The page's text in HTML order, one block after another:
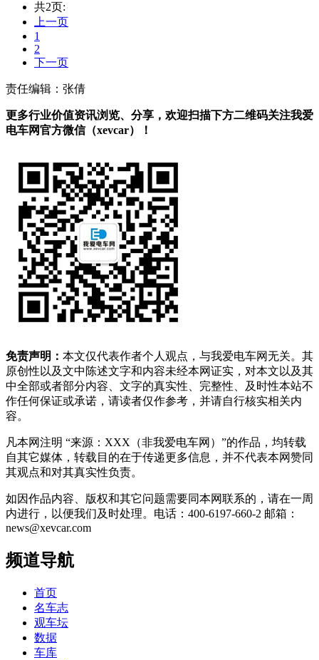
共2页:
上一页
1
2
下一页
责任编辑：张倩
更多行业价值资讯浏览、分享，欢迎扫描下方二维码关注我爱
电车网官方微信（xevcar）！
免责声明： 本文仅代表作者个人观点，与我爱电车网无关。其
原创性以及文中陈述文字和内容未经本网证实，对本文以及其
中全部或者部分内容、文字的真实性、完整性、及时性本站不
作任何保证或承诺，请读者仅作参考，并请自行核实相关内
容。
凡本网注明 “来源：XXX（非我爱电车网）”的作品，均转载
自其它媒体，转载目的在于传递更多信息，并不代表本网赞同
其观点和对其真实性负责。
如因作品内容、版权和其它问题需要同本网联系的，请在一周
内进行，以便我们及时处理。电话：400-6197-660-2 邮箱：
news@xevcar.com
频道导航
首页
名车志
观车坛
数据
车库